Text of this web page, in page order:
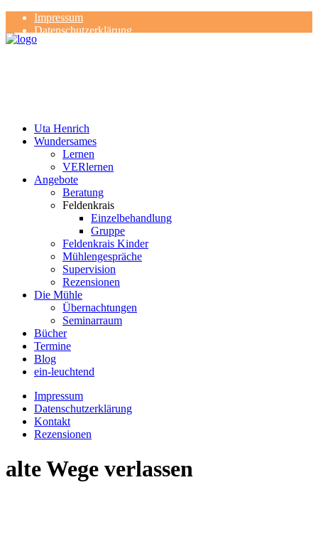
Impressum
Datenschutzerklärung
Kontakt
Uta Henrich
Wundersames
Lernen
VERlernen
Angebote
Beratung
Feldenkrais
Einzelbehandlung
Gruppe
Feldenkrais Kinder
Mühlengespräche
Supervision
Rezensionen
Die Mühle
Übernachtungen
Seminarraum
Bücher
Termine
Blog
ein-leuchtend
Impressum
Datenschutzerklärung
Kontakt
Rezensionen
alte Wege verlassen